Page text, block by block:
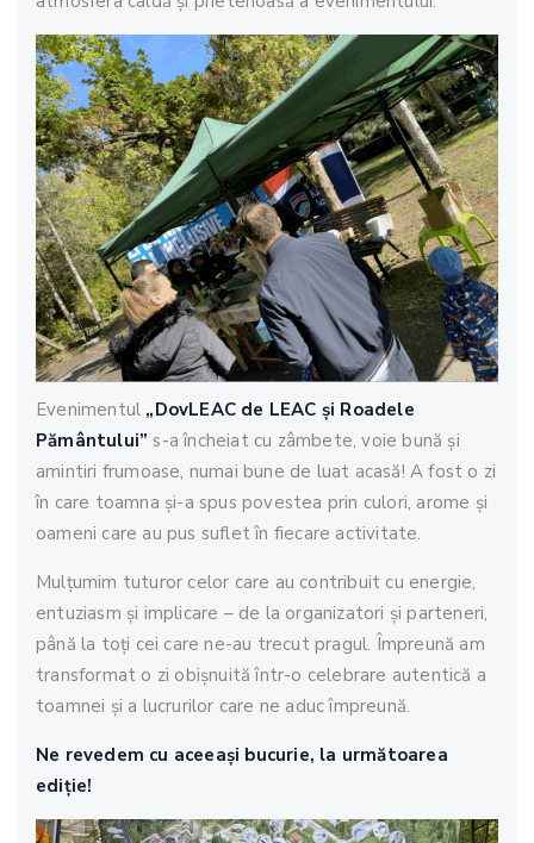
Evenimentul „DovLEAC de LEAC și Roadele
Pământului” s-a încheiat cu zâmbete, voie bună și
amintiri frumoase, numai bune de luat acasă! A fost o zi
în care toamna și-a spus povestea prin culori, arome și
oameni care au pus suflet în fiecare activitate.
Mulțumim tuturor celor care au contribuit cu energie,
entuziasm și implicare – de la organizatori și parteneri,
până la toți cei care ne-au trecut pragul. Împreună am
transformat o zi obișnuită într-o celebrare autentică a
toamnei și a lucrurilor care ne aduc împreună.
Ne revedem cu aceeași bucurie, la următoarea
ediție!